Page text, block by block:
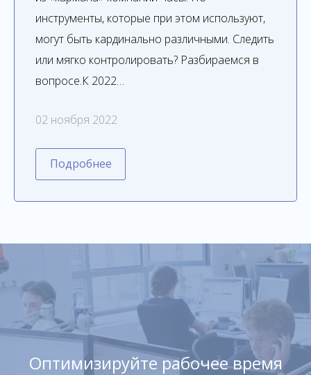
инструменты, которые при этом используют,
могут быть кардинально различными. Следить
или мягко контролировать? Разбираемся в
вопросе.К 2022…
02 ноября 2022
Подробнее
Оптимизируйте рабочее время